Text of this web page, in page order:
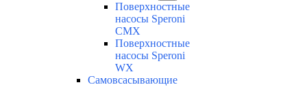
Поверхностные
насосы Speroni
CMX
Поверхностные
насосы Speroni
WX
Самовсасывающие